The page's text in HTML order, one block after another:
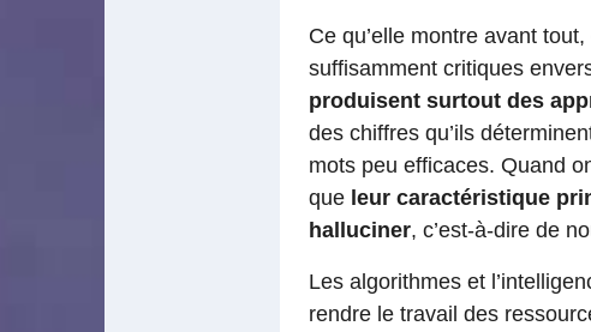
Ce qu’elle montre avant
suffisamment critiques
produisent surtout des
des chiffres qu’ils
mots peu efficaces. Quand
que leur caractéristique
halluciner, c’est-à-dire de
Les algorithmes et
rendre le travail des